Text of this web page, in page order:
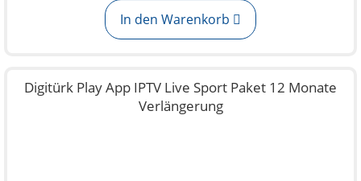
In den Warenkorb
Digitürk Play App IPTV Live Sport Paket 12 Monate
Verlängerung